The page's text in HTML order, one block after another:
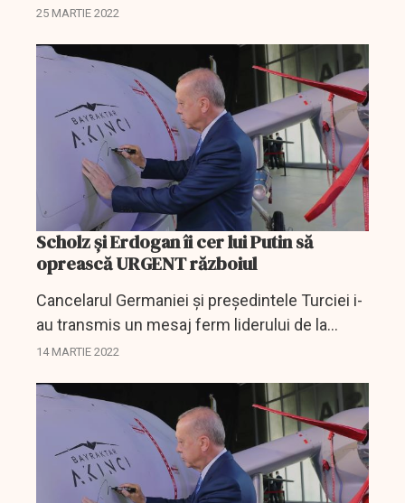
anumite teme.
25 MARTIE 2022
Scholz şi Erdogan îi cer lui Putin să
oprească URGENT războiul
Cancelarul Germaniei şi preşedintele Turciei i-
au transmis un mesaj ferm liderului de la
Kremlin.
14 MARTIE 2022